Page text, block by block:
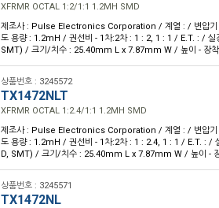
XFRMR OCTAL 1:2/1:1 1.2MH SMD
제조사 : Pulse Electronics Corporation / 계열 : / 변압기
도 용량 : 1.2mH / 권선비 - 1차:2차 : 1 : 2, 1 : 1 / E.T. : / 실
SMT) / 크기/치수 : 25.40mm L x 7.87mm W / 높이 - 장
상품번호 : 3245572
TX1472NLT
XFRMR OCTAL 1:2.4/1:1 1.2MH SMD
제조사 : Pulse Electronics Corporation / 계열 : / 변압기
도 용량 : 1.2mH / 권선비 - 1차:2차 : 1 : 2.4, 1 : 1 / E.T. : /
D, SMT) / 크기/치수 : 25.40mm L x 7.87mm W / 높이 -
상품번호 : 3245571
TX1472NL